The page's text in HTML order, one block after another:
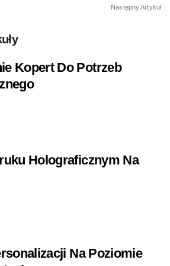
Następny Artykuł
Kopert Do Potrzeb
Holograficznym Na
Na Poziomie